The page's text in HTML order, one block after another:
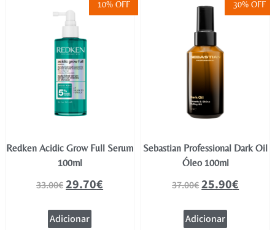
10% OFF
Redken Acidic Grow Full Serum
100ml
33.00€29.70€
Adicionar
30% OFF
Sebastian Professional Dark Oil
Óleo 100ml
37.00€25.90€
Adicionar